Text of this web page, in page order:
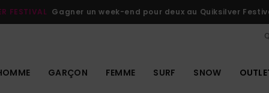
FESTIVAL Gagner un week-end pour deux au Quiksilver
GARÇON FEMME SURF SNOW